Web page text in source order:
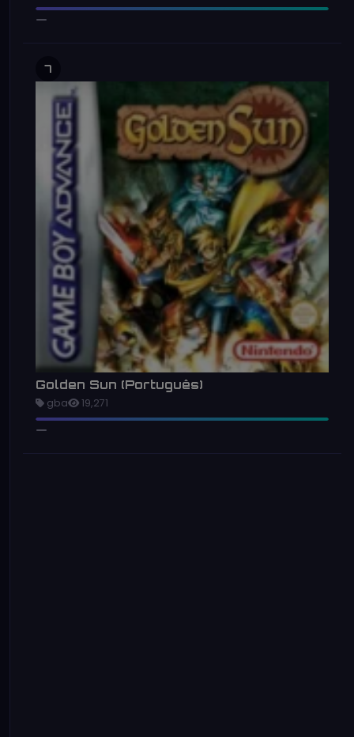
7
Golden Sun (Português)
gba 19,271